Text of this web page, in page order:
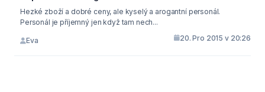
Hezké zboží a dobré ceny, ale kyselý a arogantní personál.
Personál je příjemný jen když tam nech...
Eva 20. Pro 2015 v 20:26